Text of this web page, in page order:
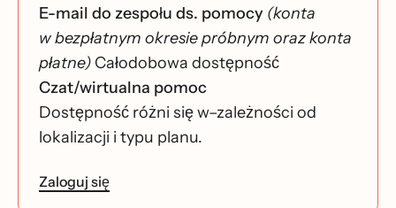
E-mail do zespołu ds. pomocy (konta
w bezpłatnym okresie próbnym oraz konta
płatne) Całodobowa dostępność
Czat/wirtualna pomoc
Dostępność różni się w–zależności od
lokalizacji i typu planu.
Zaloguj się